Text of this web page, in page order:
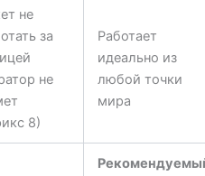
не
за
не
8)
Работает
идеально из
любой точки
мира